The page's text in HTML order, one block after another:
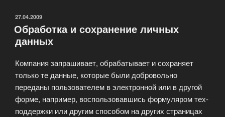
получить
ОПУБЛИКОВАНО
27.04.2009
Обработка и сохранение личных
данных
Компания запрашивает, обрабатывает и сохраняет
только те данные, которые были добровольно
переданы пользователем в электронной или в другой
форме, например, воспользовавшись формуляром тех-
поддержки или другим способом на других страницах